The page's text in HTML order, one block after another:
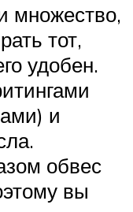
множество,
тот,
удобен.
и
обвес
вы